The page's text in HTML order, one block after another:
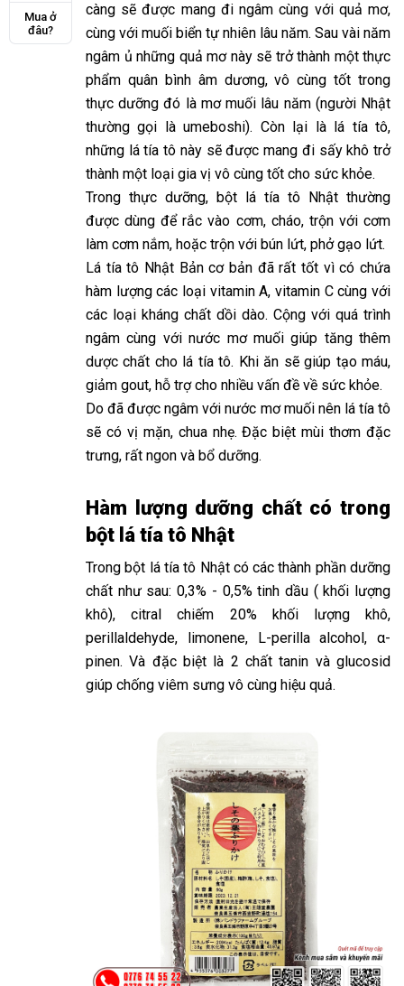
Mua ở
đâu?
càng sẽ được mang đi ngâm cùng với quả mơ,
cùng với muối biển tự nhiên lâu năm. Sau vài năm
ngâm ủ những quả mơ này sẽ trở thành một thực
phẩm quân bình âm dương, vô cùng tốt trong
thực dưỡng đó là mơ muối lâu năm (người Nhật
thường gọi là umeboshi). Còn lại là lá tía tô,
những lá tía tô này sẽ được mang đi sấy khô trở
thành một loại gia vị vô cùng tốt cho sức khỏe.
Trong thực dưỡng, bột lá tía tô Nhật thường
được dùng để rắc vào cơm, cháo, trộn với cơm
làm cơm nắm, hoặc trộn với bún lứt, phở gạo lứt.
Lá tía tô Nhật Bản cơ bản đã rất tốt vì có chứa
hàm lượng các loại vitamin A, vitamin C cùng với
các loại kháng chất dồi dào. Cộng với quá trình
ngâm cùng với nước mơ muối giúp tăng thêm
dược chất cho lá tía tô. Khi ăn sẽ giúp tạo máu,
giảm gout, hỗ trợ cho nhiều vấn đề về sức khỏe.
Do đã được ngâm với nước mơ muối nên lá tía tô
sẽ có vị mặn, chua nhẹ. Đặc biệt mùi thơm đặc
trưng, rất ngon và bổ dưỡng.
Hàm lượng dưỡng chất có trong
bột lá tía tô Nhật
Trong bột lá tía tô Nhật có các thành phần dưỡng
chất như sau: 0,3% - 0,5% tinh dầu ( khối lượng
khô), citral chiếm 20% khối lượng khô,
perillaldehyde, limonene, L-perilla alcohol, α-
pinen. Và đặc biệt là 2 chất tanin và glucosid
giúp chống viêm sưng vô cùng hiệu quả.